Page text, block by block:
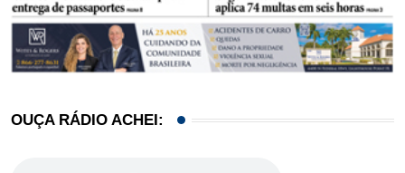
OUÇA RÁDIO ACHEI: